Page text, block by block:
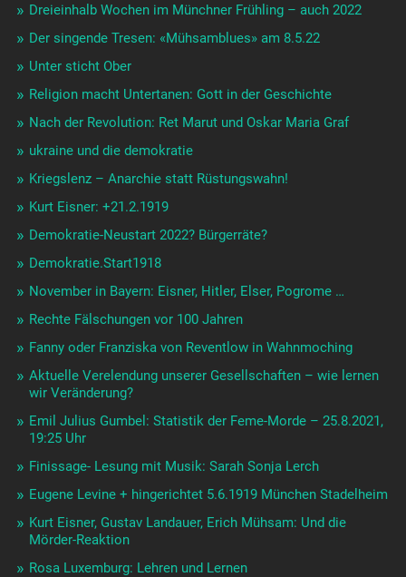
Dreieinhalb Wochen im Münchner Frühling – auch 2022
Der singende Tresen: «Mühsamblues» am 8.5.22
Unter sticht Ober
Religion macht Untertanen: Gott in der Geschichte
Nach der Revolution: Ret Marut und Oskar Maria Graf
ukraine und die demokratie
Kriegslenz – Anarchie statt Rüstungswahn!
Kurt Eisner: +21.2.1919
Demokratie-Neustart 2022? Bürgerräte?
Demokratie.Start1918
November in Bayern: Eisner, Hitler, Elser, Pogrome …
Rechte Fälschungen vor 100 Jahren
Fanny oder Franziska von Reventlow in Wahnmoching
Aktuelle Verelendung unserer Gesellschaften – wie lernen
wir Veränderung?
Emil Julius Gumbel: Statistik der Feme-Morde – 25.8.2021,
19:25 Uhr
Finissage- Lesung mit Musik: Sarah Sonja Lerch
Eugene Levine + hingerichtet 5.6.1919 München Stadelheim
Kurt Eisner, Gustav Landauer, Erich Mühsam: Und die
Mörder-Reaktion
Rosa Luxemburg: Lehren und Lernen